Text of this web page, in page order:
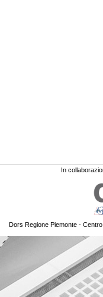
In
Dors Regione Piemonte -